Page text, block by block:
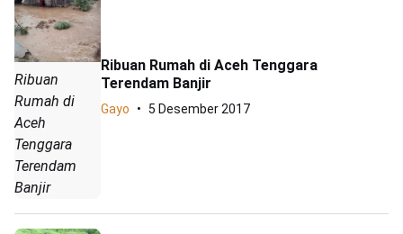
Ribuan
Rumah di
Aceh
Tenggara
Terendam
Banjir
Ribuan Rumah di Aceh Tenggara
Terendam Banjir
Gayo 5 Desember 2017